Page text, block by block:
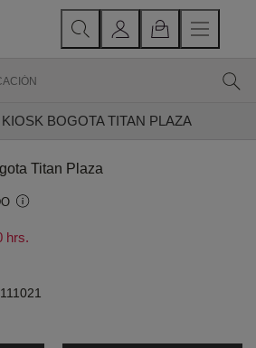
BOGOTA TITAN PLAZA
Titan Plaza
hrs.